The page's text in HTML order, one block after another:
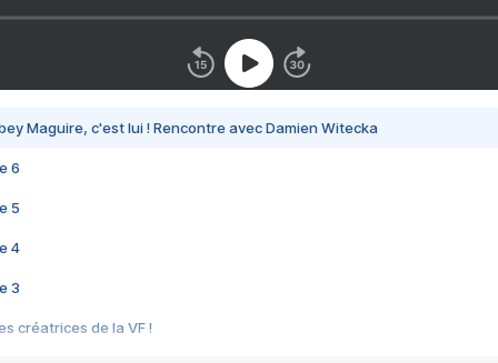
Maguire, c'est lui ! Rencontre avec Damien Witecka
6
5
4
3
créatrices de la VF !